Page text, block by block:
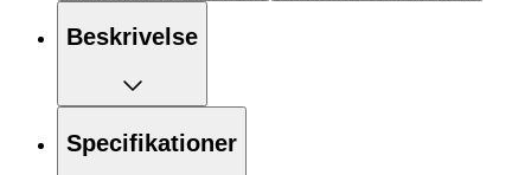
Beskrivelse
Specifikationer